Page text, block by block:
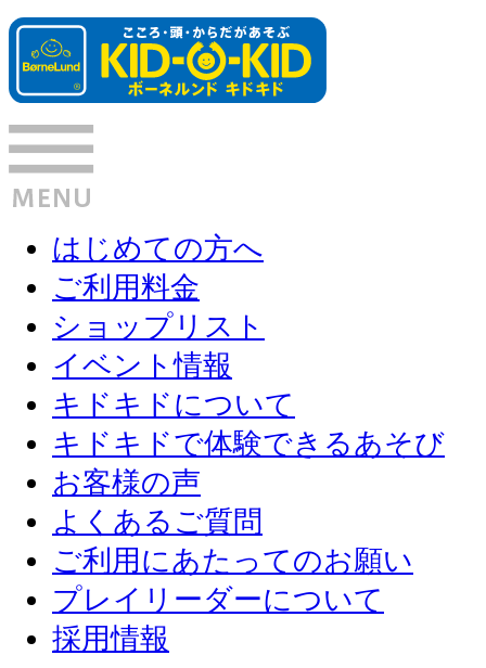
はじめての方へ
ご利用料金
ショップリスト
イベント情報
キドキドについて
キドキドで体験できるあそび
お客様の声
よくあるご質問
ご利用にあたってのお願い
プレイリーダーについて
採用情報